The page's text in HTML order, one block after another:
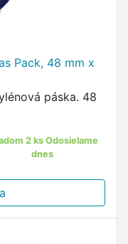
Pack, 48 mm x
páska. 48
2 ks Odosielame
dnes